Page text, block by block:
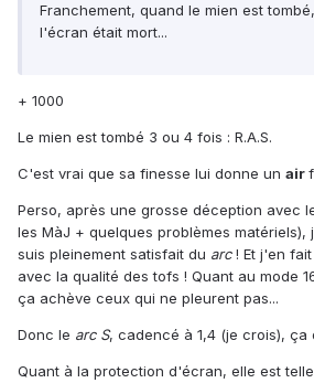
Franchement, quand le mien est
l'écran était mort...
+ 1000
Le mien est tombé 3 ou 4 fois : R.A.S.
C'est vrai que sa finesse lui donne un air
Perso, après une grosse déception avec
les MàJ + quelques problèmes matériels),
suis pleinement satisfait du arc! Et j'en
avec la qualité des tofs ! Quant au mode
ça achève ceux qui ne pleurent pas...
Donc le arc S, cadencé à 1,4 (je crois), ça
Quant à la protection d'écran, elle est